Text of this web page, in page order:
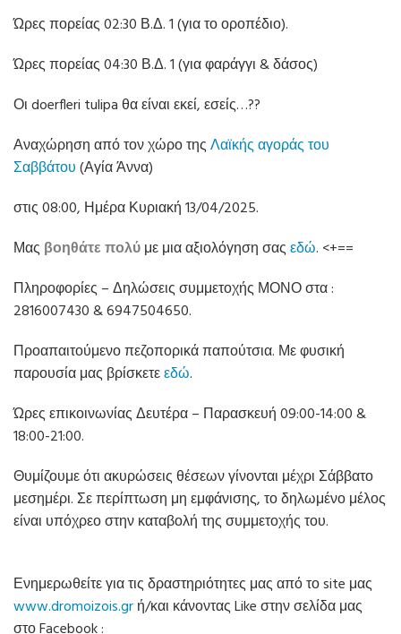
Ώρες πορείας 02:30 Β.Δ. 1 (για το οροπέδιο).
Ώρες πορείας 04:30 Β.Δ. 1 (για φαράγγι & δάσος)
Οι doerfleri tulipa θα είναι εκεί, εσείς…??
Αναχώρηση από τον χώρο τηςΛαϊκής αγοράς του
Σαββάτου(Αγία Άννα)
στις 08:00, Ημέρα Κυριακή 13/04/2025.
Μαςβοηθάτε πολύμε μια αξιολόγηση σαςεδώ. <+==
Πληροφορίες – Δηλώσεις συμμετοχής ΜΟΝΟ στα :
2816007430 & 6947504650.
Προαπαιτούμενο πεζοπορικά παπούτσια. Με φυσική
παρουσία μας βρίσκετεεδώ.
Ώρες επικοινωνίας Δευτέρα – Παρασκευή 09:00-14:00 &
18:00-21:00.
Θυμίζουμε ότι ακυρώσεις θέσεων γίνονται μέχρι Σάββατο
μεσημέρι. Σε περίπτωση μη εμφάνισης, το δηλωμένο μέλος
είναι υπόχρεο στην καταβολή της συμμετοχής του.
Ενημερωθείτε για τις δραστηριότητες μας από το site μας
www.dromoizois.grή/και κάνοντας Like στην σελίδα μας
στο Facebook :